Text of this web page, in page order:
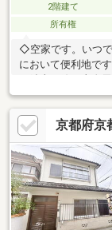
2階建て
所有権
◇空家です。いつ
において便利地で
下鉄東西線・太秦
本線・花園駅まで
広隆寺駅まで５７
（徒歩４分）■太
まで９７０ｍ（徒
ｍ（徒歩６分）■マ
ミニストップ太秦
中央信用金庫（太
京都府京